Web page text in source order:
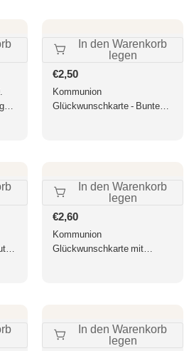
In den Warenkorb
legen
Normaler
Preis
€2,50
Kommunion
Glückwunschkarte - Buntes
In den Warenkorb
legen
Normaler
Preis
€2,60
Kommunion
Glückwunschkarte mit
In den Warenkorb
legen